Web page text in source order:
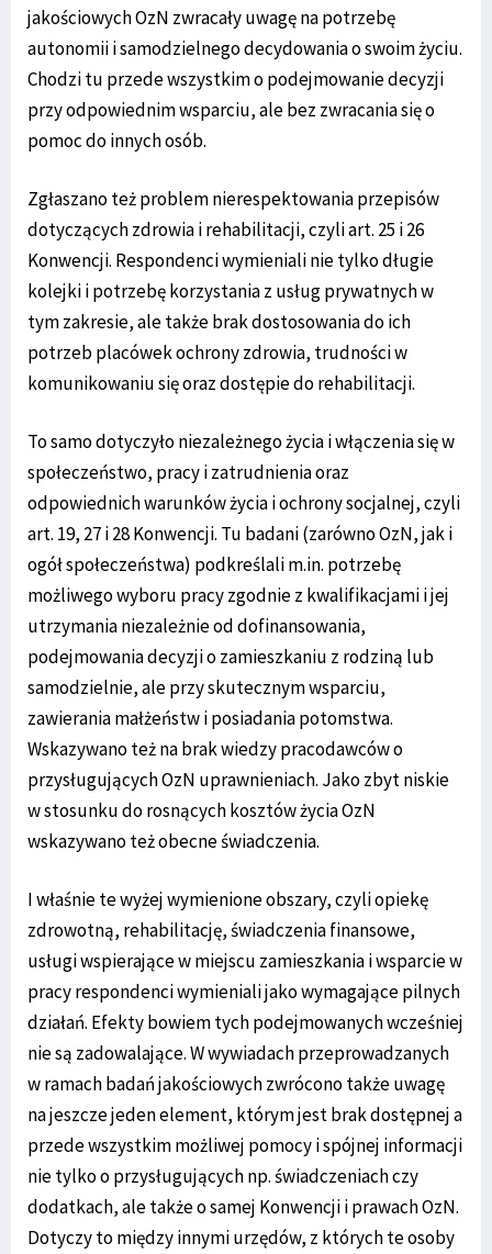
jakościowych OzN zwracały uwagę na potrzebę
autonomii i samodzielnego decydowania o swoim życiu.
Chodzi tu przede wszystkim o podejmowanie decyzji
przy odpowiednim wsparciu, ale bez zwracania się o
pomoc do innych osób.
Zgłaszano też problem nierespektowania przepisów
dotyczących zdrowia i rehabilitacji, czyli art. 25 i 26
Konwencji. Respondenci wymieniali nie tylko długie
kolejki i potrzebę korzystania z usług prywatnych w
tym zakresie, ale także brak dostosowania do ich
potrzeb placówek ochrony zdrowia, trudności w
komunikowaniu się oraz dostępie do rehabilitacji.
To samo dotyczyło niezależnego życia i włączenia się w
społeczeństwo, pracy i zatrudnienia oraz
odpowiednich warunków życia i ochrony socjalnej, czyli
art. 19, 27 i 28 Konwencji. Tu badani (zarówno OzN, jak i
ogół społeczeństwa) podkreślali m.in. potrzebę
możliwego wyboru pracy zgodnie z kwalifikacjami i jej
utrzymania niezależnie od dofinansowania,
podejmowania decyzji o zamieszkaniu z rodziną lub
samodzielnie, ale przy skutecznym wsparciu,
zawierania małżeństw i posiadania potomstwa.
Wskazywano też na brak wiedzy pracodawców o
przysługujących OzN uprawnieniach. Jako zbyt niskie
w stosunku do rosnących kosztów życia OzN
wskazywano też obecne świadczenia.
I właśnie te wyżej wymienione obszary, czyli opiekę
zdrowotną, rehabilitację, świadczenia finansowe,
usługi wspierające w miejscu zamieszkania i wsparcie w
pracy respondenci wymieniali jako wymagające pilnych
działań. Efekty bowiem tych podejmowanych wcześniej
nie są zadowalające. W wywiadach przeprowadzanych
w ramach badań jakościowych zwrócono także uwagę
na jeszcze jeden element, którym jest brak dostępnej a
przede wszystkim możliwej pomocy i spójnej informacji
nie tylko o przysługujących np. świadczeniach czy
dodatkach, ale także o samej Konwencji i prawach OzN.
Dotyczy to między innymi urzędów, z których te osoby